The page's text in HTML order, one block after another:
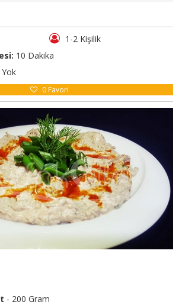
1-2 Kişilik
10 Dakika
Yok
0 Favori
- 200 Gram